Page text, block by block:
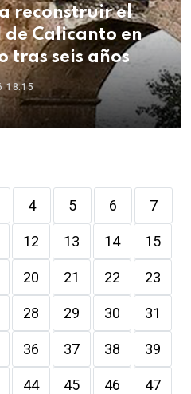
reconstruir el
Calicanto en
tras seis años
18:15
4 5 6 7
12 13 14 15
20 21 22 23
28 29 30 31
36 37 38 39
44 45 46 47